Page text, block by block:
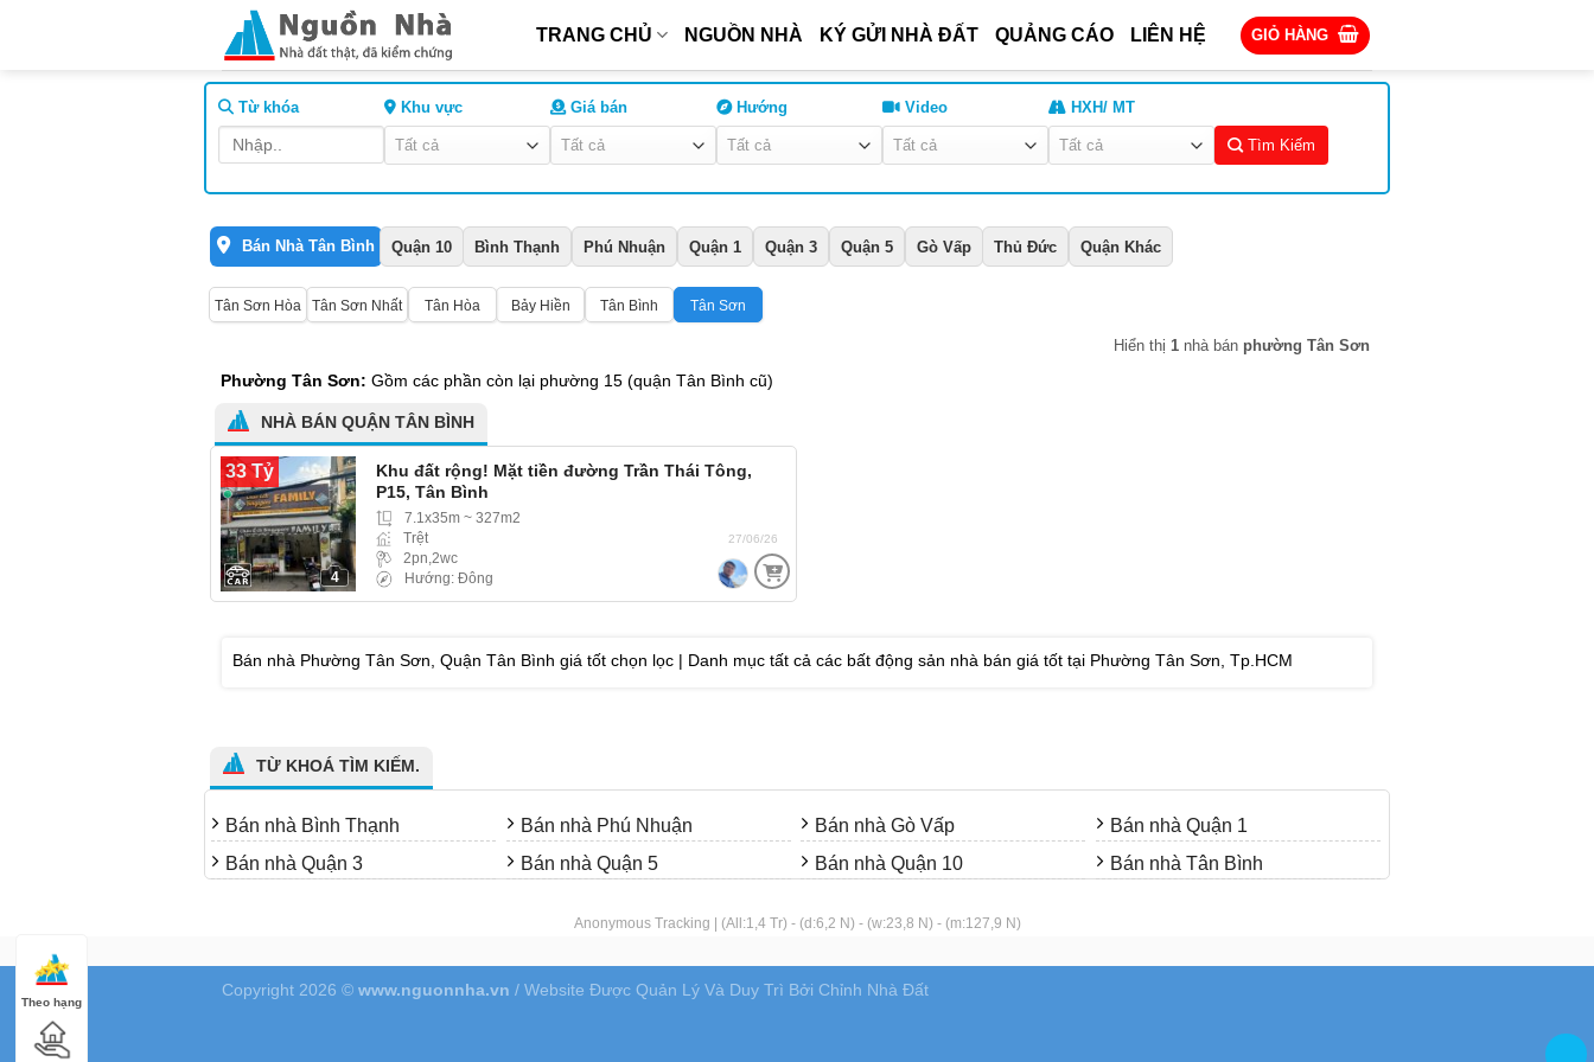
TRANG CHỦ NGUỒN NHÀ KÝ GỬI NHÀ ĐẤT QUẢNG CÁO LIÊN HỆ GIỎ HÀNG
Từ khóa Khu vực Giá bán Hướng Video HXH/ MT
Tìm Kiếm
Bán Nhà Tân Bình Quận 10 Bình Thạnh Phú Nhuận Quận 1 Quận 3 Quận 5 Gò Vấp Thủ Đức Quận Khác
Tân Sơn Hòa Tân Sơn Nhất Tân Hòa Bảy Hiền Tân Bình Tân Sơn
Hiển thị 1 nhà bán phường Tân Sơn
Phường Tân Sơn: Gồm các phần còn lại phường 15 (quận Tân Bình cũ)
NHÀ BÁN QUẬN TÂN BÌNH
33 Tỷ
4
Khu đất rộng! Mặt tiền đường Trần Thái Tông,
P15, Tân Bình
7.1x35m ~ 327m2
Trệt
2pn,2wc
Hướng: Đông
27/06/26
Bán nhà Phường Tân Sơn, Quận Tân Bình giá tốt chọn lọc | Danh mục tất cả các bất động sản nhà bán giá tốt tại Phường Tân Sơn, Tp.HCM
TỪ KHOÁ TÌM KIẾM.
Bán nhà Bình Thạnh Bán nhà Phú Nhuận Bán nhà Gò Vấp
Bán nhà Quận 1
Bán nhà Quận 3
Bán nhà Quận 5 Bán nhà Quận 10 Bán nhà Tân Bình
Anonymous Tracking | (All:1,4 Tr) - (d:6,2 N) - (w:23,8 N) - (m:127,9 N)
Copyright 2026 © www.nguonnha.vn / Website Được Quản Lý Và Duy Trì Bởi Chỉnh Nhà Đất
Theo hạng